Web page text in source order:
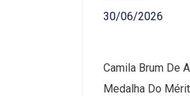
30/06/2026
Camila Brum De
Medalha Do